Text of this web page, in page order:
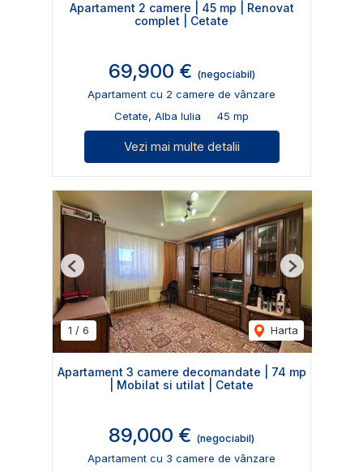
Apartament 2 camere | 45 mp | Renovat
complet | Cetate
69,900 € (negociabil)
Apartament cu 2 camere de vânzare
Cetate, Alba Iulia
45 mp
Vezi mai multe detalii
1 / 6 Harta
Previous Next
Apartament 3 camere decomandate | 74 mp
| Mobilat si utilat | Cetate
89,000 € (negociabil)
Apartament cu 3 camere de vânzare